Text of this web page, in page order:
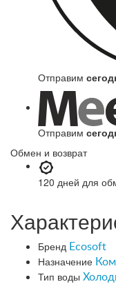
Отправим
Отправим
Обмен и возврат
120 дней для
Бренд Ecosoft
Назначение
Тип воды